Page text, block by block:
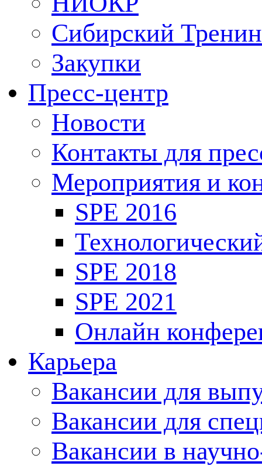
Сибирский
Закупки
Пресс-центр
Новости
Контакты для
Мероприятия и
SPE 2016
SPE 2018
SPE 2021
Онлайн
Карьера
Вакансии для
Вакансии для
Вакансии в